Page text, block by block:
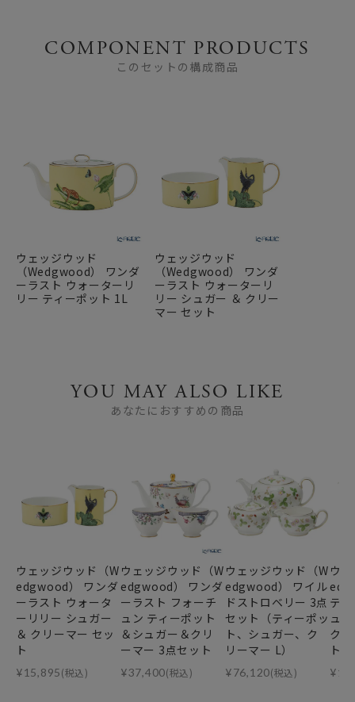
COMPONENT PRODUCTS
このセットの構成商品
ウェッジウッド
（Wedgwood） ワンダ
ーラスト ウォーターリ
リー ティーポット 1L
ウェッジウッド
（Wedgwood） ワンダ
ーラスト ウォーターリ
リー シュガー ＆ クリー
マー セット
YOU MAY ALSO LIKE
あなたにおすすめの商品
ウェッジウッド（W
edgwood） ワンダ
ーラスト ウォータ
ーリリー シュガー
＆ クリーマー セッ
ト
¥15,895(税込)
ウェッジウッド（W
edgwood） ワンダ
ーラスト フォーチ
ュン ティーポット
＆シュガー＆クリ
ーマー 3点セット
¥37,400(税込)
ウェッジウッド（W
edgwood） ワイル
ドストロベリー 3点
セット（ティーポッ
ト、シュガー、ク
リーマー L）
¥76,120(税込)
ウ
テ
ュ
ク
ト
¥